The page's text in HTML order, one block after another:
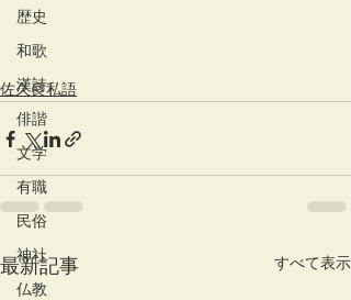
歴史
和歌
漢詩
俳諧
文学
有職
民俗
神社
仏教
佐久良私語
最新記事 すべて表示